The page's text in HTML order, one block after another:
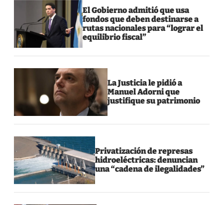
El Gobierno admitió que usa
fondos que deben destinarse a
rutas nacionales para “lograr el
equilibrio fiscal”
La Justicia le pidió a
Manuel Adorni que
justifique su patrimonio
Privatización de represas
hidroeléctricas: denuncian
una “cadena de ilegalidades”